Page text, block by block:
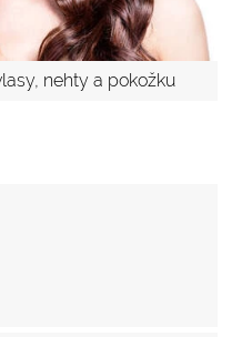
nehty a pokožku